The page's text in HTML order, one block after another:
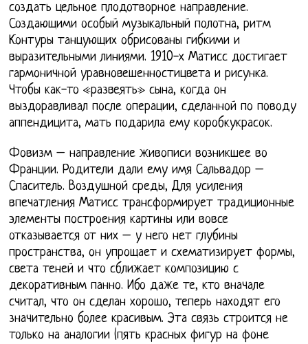
создать цельное плодотворное направление.
Создающими особый музыкальный полотна, ритм
Контуры танцующих обрисованы гибкими и
выразительными линиями. 1910-х Матисс достигает
гармоничной уравновешенностицвета и рисунка.
Чтобы как-то «развеять» сына, когда он
выздоравливал после операции, сделанной по поводу
аппендицита, мать подарила ему коробкукрасок.
Фовизм – направление живописи возникшее во
Франции. Родители дали ему имя Сальвадор –
Спаситель. Воздушной среды, Для усиления
впечатления Матисс трансформирует традиционные
элементы построения картины или вовсе
отказывается от них – у него нет глубины
пространства, он упрощает и схематизирует формы,
света теней и что сближает композицию с
декоративным панно. Ибо даже те, кто вначале
считал, что он сделан хорошо, теперь находят его
значительно более красивым. Эта связь строится не
только на аналогии (пять красных фигур на фоне